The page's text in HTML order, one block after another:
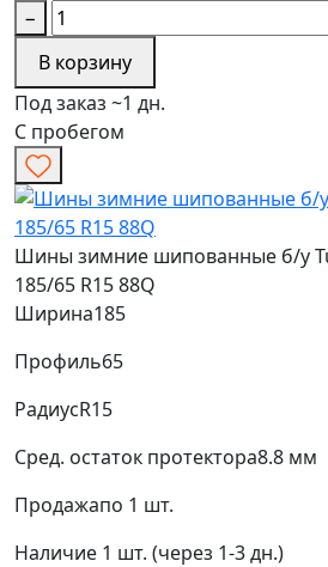
−
В корзину
Под заказ ~1 дн.
С пробегом
Шины зимние шипованные б/у
185/65 R15 88Q
Ширина185
Профиль65
РадиусR15
Сред. остаток протектора8.8 мм
Продажапо 1 шт.
Наличие 1 шт. (через 1-3 дн.)